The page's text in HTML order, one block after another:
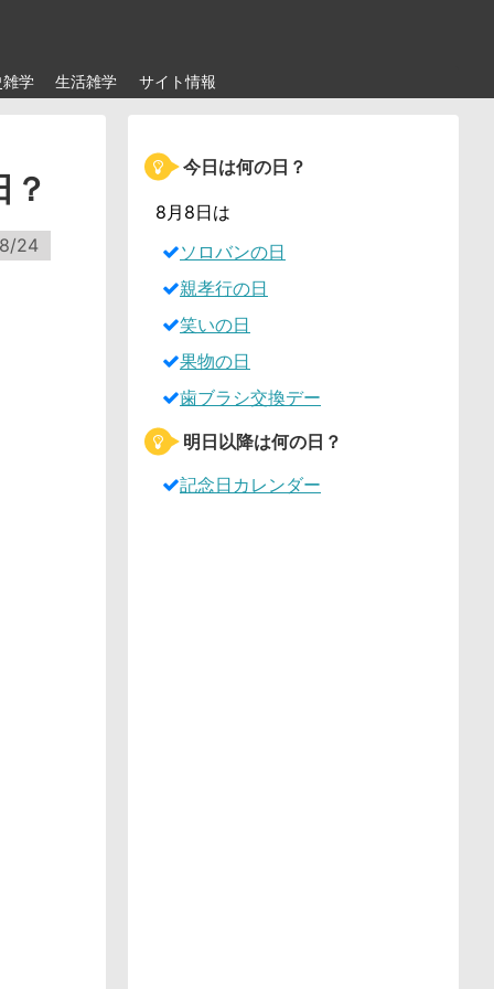
学 生活雑学 サイト情報
24
今日は何の日？
8月8日は
ソロバンの日
親孝行の日
笑いの日
果物の日
歯ブラシ交換デー
明日以降は何の日？
記念日カレンダー